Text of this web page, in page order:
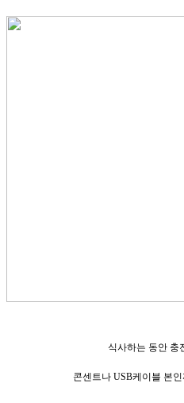
식사하는 동안 충
콘센트나 USB케이블 본